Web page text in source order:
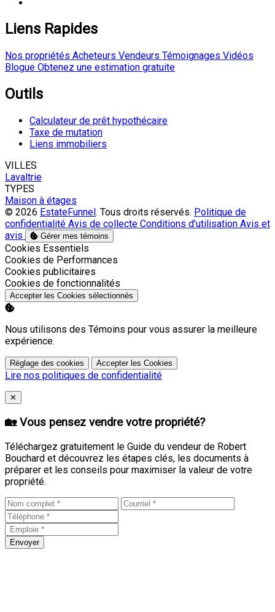
Liens Rapides
Nos propriétés Acheteurs Vendeurs Témoignages Vidéos
Blogue Obtenez une estimation gratuite
Outils
Calculateur de prêt hypothécaire
Taxe de mutation
Liens immobiliers
VILLES
Lavaltrie
TYPES
Maison à étages
© 2026 EstateFunnel. Tous droits réservés. Politique de
confidentialité Avis de collecte Conditions d’utilisation Avis et
avis
Gérer mes témoins
Activer
Cookies Essentiels
Activer
Cookies de Performances
Activer
Cookies publicitaires
Activer
Cookies de fonctionnalités
Accepter les Cookies sélectionnés
Nous utilisons des Témoins pour vous assurer la meilleure
expérience.
Réglage des cookies Accepter les Cookies
Lire nos politiques de confidentialité
Close
✕
🏡 Vous pensez vendre votre propriété?
Téléchargez gratuitement le Guide du vendeur de Robert
Bouchard et découvrez les étapes clés, les documents à
préparer et les conseils pour maximiser la valeur de votre
propriété.
Envoyer